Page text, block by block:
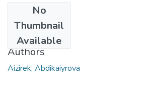
No
Thumbnail
Available
2024
Authors
Aizirek, Abdikaiyrova